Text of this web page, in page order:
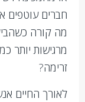
חברים עוטפים
מה קורה
מרגישות יותר
זרימה?
לאורך החיים